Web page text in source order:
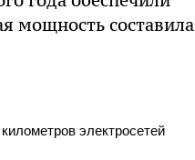
мощность составила
электросетей